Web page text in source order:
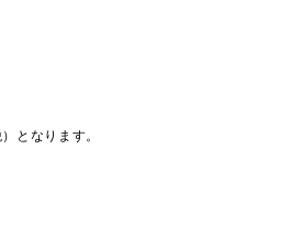
となります。